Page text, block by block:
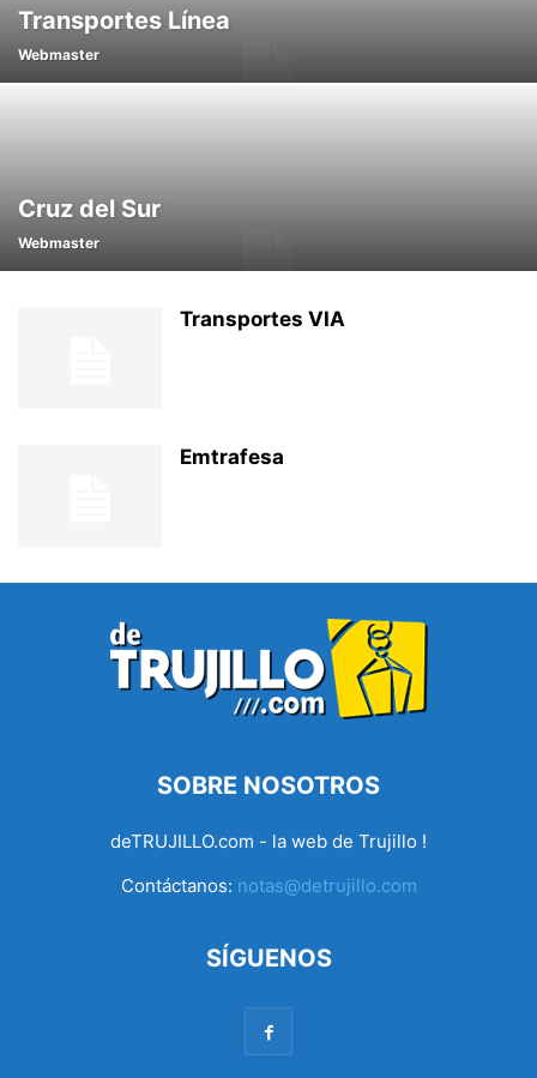
Transportes Línea
Webmaster
Cruz del Sur
Webmaster
Transportes VIA
Emtrafesa
SOBRE NOSOTROS
deTRUJILLO.com - la web de Trujillo !
Contáctanos: notas@detrujillo.com
SÍGUENOS